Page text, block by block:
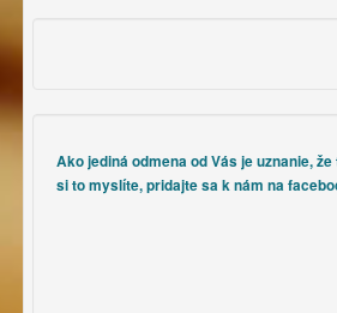
Ako jediná odmena od Vás je uznanie,
si to myslíte, pridajte sa k nám na